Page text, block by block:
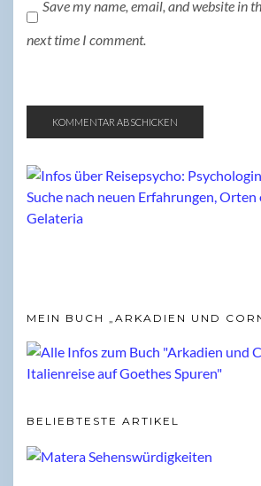
Save my name, email, and website in
next time I comment.
MEIN BUCH „ARKADIEN UND
BELIEBTESTE ARTIKEL